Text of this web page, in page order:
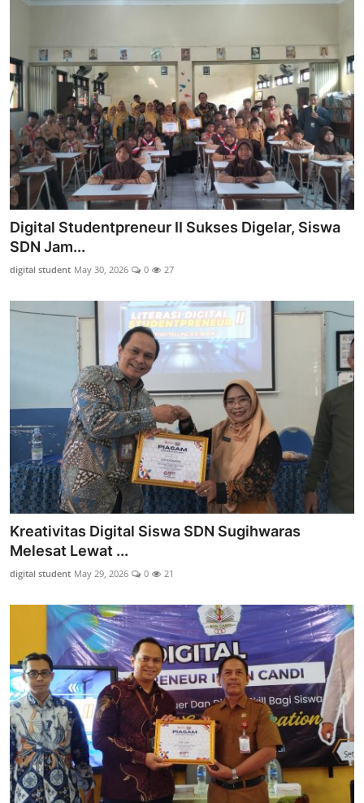
Digital Studentpreneur II Sukses Digelar, Siswa
SDN Jam...
digital student May 30, 2026 0 27
Kreativitas Digital Siswa SDN Sugihwaras
Melesat Lewat ...
digital student May 29, 2026 0 21